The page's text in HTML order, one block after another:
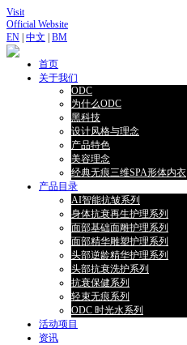
Visit
Official Website
EN 中文 BM
首页
关于我们
ODC
为什么ODC
黑科技
设计风格与理念
产品特色
美容理念
经典无痕三维SPA形体内衣
产品目录
AI智能抗皱系列
身体抗衰再生护理系列
面部基础面雕护理系列
面部精华雕塑护理系列
头部逆龄精华护理系列
头部抗衰洗护系列
抗衰保健系列
轻束无痕系列
ODC 时光水系列
活动项目
资讯